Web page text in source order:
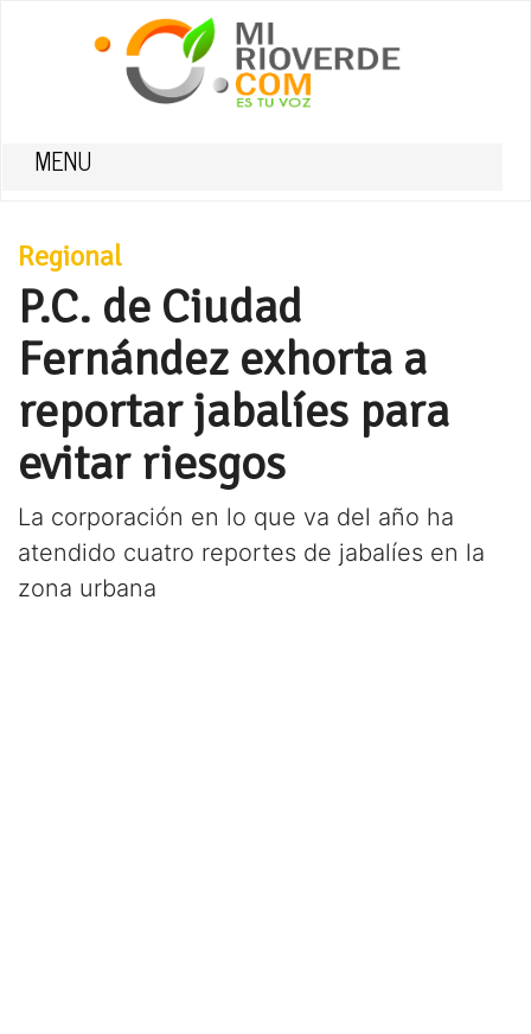
MENU
Regional
P.C. de Ciudad
Fernández exhorta a
reportar jabalíes para
evitar riesgos
La corporación en lo que va del año ha
atendido cuatro reportes de jabalíes en la
zona urbana